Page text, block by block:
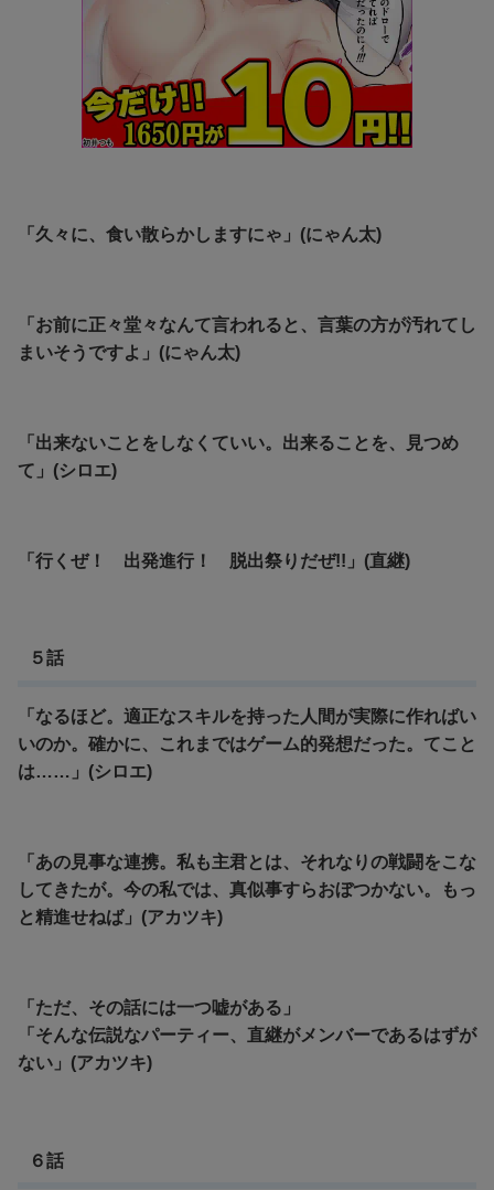
「久々に、食い散らかしますにゃ」(にゃん太)
「お前に正々堂々なんて言われると、言葉の方が汚れてし
まいそうですよ」(にゃん太)
「出来ないことをしなくていい。出来ることを、見つめ
て」(シロエ)
「行くぜ！ 出発進行！ 脱出祭りだぜ!!」(直継)
５話
「なるほど。適正なスキルを持った人間が実際に作ればい
いのか。確かに、これまではゲーム的発想だった。てこと
は……」(シロエ)
「あの見事な連携。私も主君とは、それなりの戦闘をこな
してきたが。今の私では、真似事すらおぼつかない。もっ
と精進せねば」(アカツキ)
「ただ、その話には一つ嘘がある」
「そんな伝説なパーティー、直継がメンバーであるはずが
ない」(アカツキ)
６話